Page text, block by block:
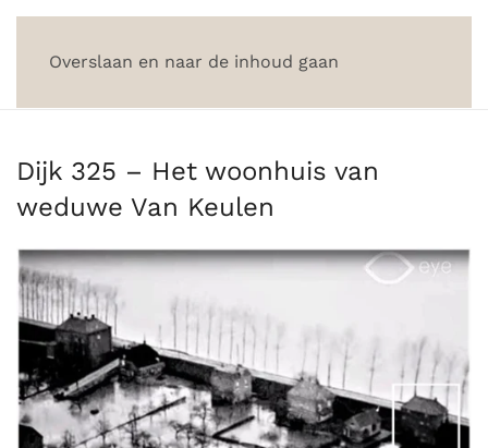
Overslaan en naar de inhoud gaan
Dijk 325 – Het woonhuis van
weduwe Van Keulen